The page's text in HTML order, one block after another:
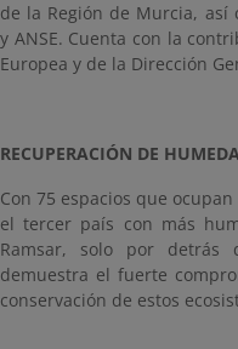
de la Región de Murcia, así
y ANSE. Cuenta con la
Europea y de la Dirección
RECUPERACIÓN DE
Con 75 espacios que
el tercer país con más
Ramsar, solo por
demuestra el fuerte
conservación de estos